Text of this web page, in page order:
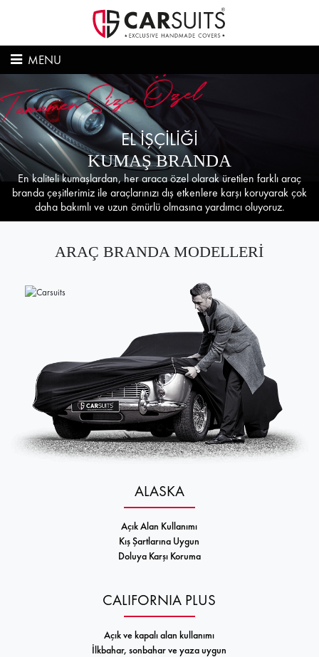
MENU
EL İŞÇİLİĞİ
KUMAŞ BRANDA
En kaliteli kumaşlardan, her araca özel olarak üretilen farklı araç
branda çeşitlerimiz ile araçlarınızı dış etkenlere karşı koruyarak çok
daha bakımlı ve uzun ömürlü olmasına yardımcı oluyoruz.
ALASKA
Açık Alan Kullanımı
Kış Şartlarına Uygun
Doluya Karşı Koruma
ARAÇ BRANDA MODELLERİ
CALIFORNIA PLUS
Açık ve kapalı alan kullanımı
İlkbahar, sonbahar ve yaza uygun